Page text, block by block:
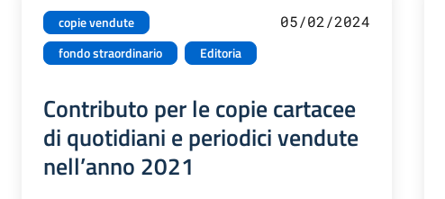
copie vendute
fondo straordinario
Editoria
05/02/2024
Contributo per le copie cartacee
di quotidiani e periodici vendute
nell’anno 2021